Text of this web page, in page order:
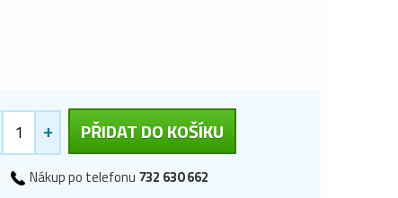
+ PŘIDAT DO KOŠÍKU
Nákup po telefonu 732 630 662